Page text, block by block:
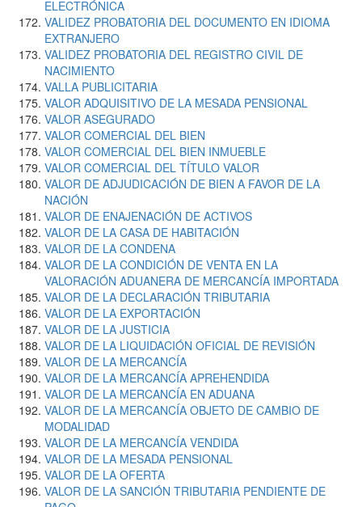
ELECTRÓNICA
VALIDEZ PROBATORIA DEL DOCUMENTO EN IDIOMA
EXTRANJERO
VALIDEZ PROBATORIA DEL REGISTRO CIVIL DE
NACIMIENTO
VALLA PUBLICITARIA
VALOR ADQUISITIVO DE LA MESADA PENSIONAL
VALOR ASEGURADO
VALOR COMERCIAL DEL BIEN
VALOR COMERCIAL DEL BIEN INMUEBLE
VALOR COMERCIAL DEL TÍTULO VALOR
VALOR DE ADJUDICACIÓN DE BIEN A FAVOR DE LA
NACIÓN
VALOR DE ENAJENACIÓN DE ACTIVOS
VALOR DE LA CASA DE HABITACIÓN
VALOR DE LA CONDENA
VALOR DE LA CONDICIÓN DE VENTA EN LA
VALORACIÓN ADUANERA DE MERCANCÍA IMPORTADA
VALOR DE LA DECLARACIÓN TRIBUTARIA
VALOR DE LA EXPORTACIÓN
VALOR DE LA JUSTICIA
VALOR DE LA LIQUIDACIÓN OFICIAL DE REVISIÓN
VALOR DE LA MERCANCÍA
VALOR DE LA MERCANCÍA APREHENDIDA
VALOR DE LA MERCANCÍA EN ADUANA
VALOR DE LA MERCANCÍA OBJETO DE CAMBIO DE
MODALIDAD
VALOR DE LA MERCANCÍA VENDIDA
VALOR DE LA MESADA PENSIONAL
VALOR DE LA OFERTA
VALOR DE LA SANCIÓN TRIBUTARIA PENDIENTE DE